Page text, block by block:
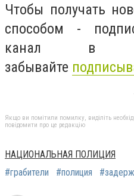
Чтобы получать
способом -
канал
забывайте
Якщо ви помітили помилку, виділіть
повідомити про це редакцію
НАЦИОНАЛЬНАЯ ПОЛИЦИЯ
#грабители
#полиция